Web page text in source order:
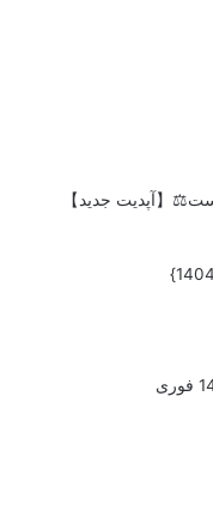
【آپدیت جدید】